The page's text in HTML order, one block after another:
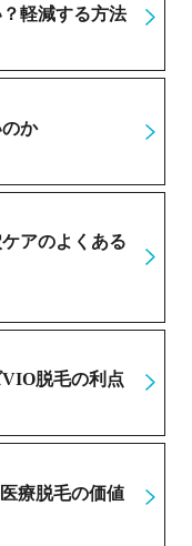
軽減する方法
か
アのよくある
脱毛の利点
療脱毛の価値